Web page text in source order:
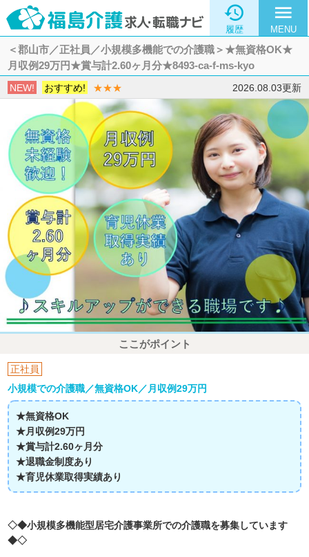

履歴
menu
MENU
＜郡山市／正社員／小規模多機能での介護職＞★無資格OK★
月収例29万円★賞与計2.60ヶ月分★8493-ca-f-ms-kyo
NEW! おすすめ! ★★★ 2026.08.03更新
ここがポイント
正社員
小規模での介護職／無資格OK／月収例29万円
★無資格OK
★月収例29万円
★賞与計2.60ヶ月分
★退職金制度あり
★育児休業取得実績あり
◇◆小規模多機能型居宅介護事業所での介護職を募集しています
◆◇